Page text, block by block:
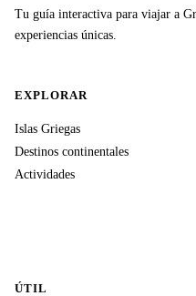
Tu guía interactiva para viajar a
experiencias únicas.
EXPLORAR
Islas Griegas
Destinos continentales
Actividades
ÚTIL